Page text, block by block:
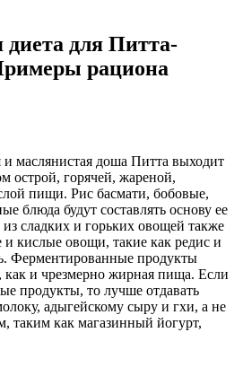
для Питта-
рациона
и маслянистая доша Питта выходит
острой, горячей, жареной,
пищи. Рис басмати, бобовые,
блюда будут составлять основу ее
сладких и горьких овощей также
кислые овощи, такие как редис и
Ферментированные продукты
и чрезмерно жирная пища. Если
продукты, то лучше отдавать
адыгейскому сыру и гхи, а не
таким как магазинный йогурт,